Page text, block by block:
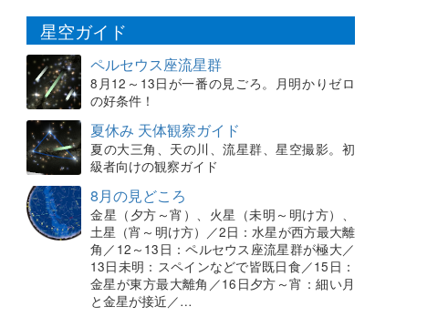
星空ガイド
ペルセウス座流星群
8月12～13日が一番の見ごろ。月明かりゼロ
の好条件！
夏休み 天体観察ガイド
夏の大三角、天の川、流星群、星空撮影。初
級者向けの観察ガイド
8月の見どころ
金星（夕方～宵）、火星（未明～明け方）、
土星（宵～明け方）／2日：水星が西方最大離
角／12～13日：ペルセウス座流星群が極大／
13日未明：スペインなどで皆既日食／15日：
金星が東方最大離角／16日夕方～宵：細い月
と金星が接近／…